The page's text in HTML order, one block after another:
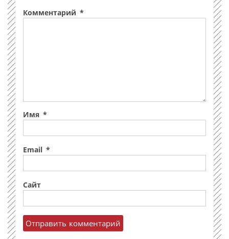
Комментарий *
Имя *
Email *
Сайт